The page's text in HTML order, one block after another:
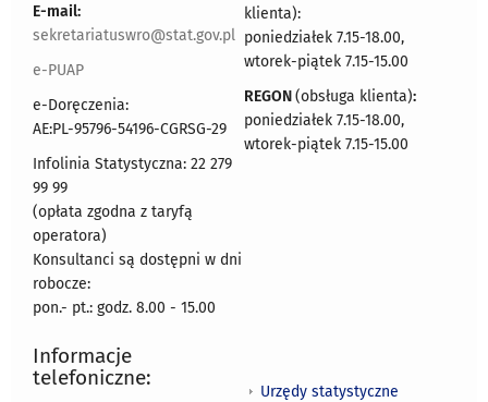
E-mail:
sekretariatuswro@stat.gov.pl
e-PUAP
e-Doręczenia:
AE:PL-95796-54196-CGRSG-29
Infolinia Statystyczna: 22 279
99 99
(opłata zgodna z taryfą
operatora)
Konsultanci są dostępni w dni
robocze:
pon.- pt.: godz. 8.00 - 15.00
klienta):
poniedziałek 7.15-18.00,
wtorek-piątek 7.15-15.00
REGON(obsługa klienta):
poniedziałek 7.15-18.00,
wtorek-piątek 7.15-15.00
Informacje
telefoniczne:
Urzędy statystyczne